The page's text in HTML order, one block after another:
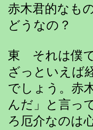
赤木君的なも
どうなの？
東 それは僕
ざっといえば
でしょう。赤
んだ」と言っ
ろ厄介なのは